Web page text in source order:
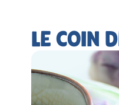
LE COIN